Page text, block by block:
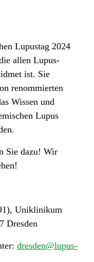
Lupustag 2024
allen Lupus-
ist. Sie
renommierten
Wissen und
Lupus
Sie dazu! Wir
Uniklinikum
Dresden
dresden@lupus-